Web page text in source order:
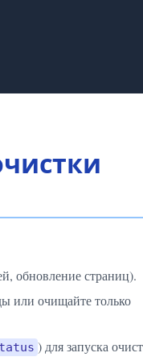
обновление страниц).
или очищайте только
) для запуска